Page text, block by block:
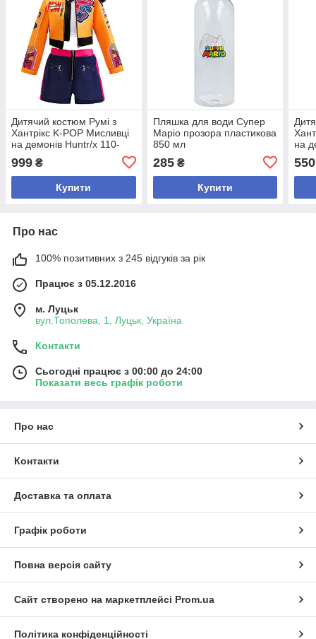
Дитячий костюм Румі з
Хантрікс K-POP Мисливці
на демонів Huntr/x 110-
999 ₴
Купити
Пляшка для води Супер
Маріо прозора пластикова
850 мл
285₴
Купити
на
550
Про нас
100% позитивних з 245 відгуків за рік
Працює з 05.12.2016
м. Луцьк
вул.Тополева, 1, Луцьк, Україна
Контакти
Сьогодні працює з 00:00 до 24:00
Показати весь графік роботи
Про нас
Контакти
Доставка та оплата
Графік роботи
Повна версія сайту
Сайт створено на маркетплейсі Prom.ua
Політика конфіденційності